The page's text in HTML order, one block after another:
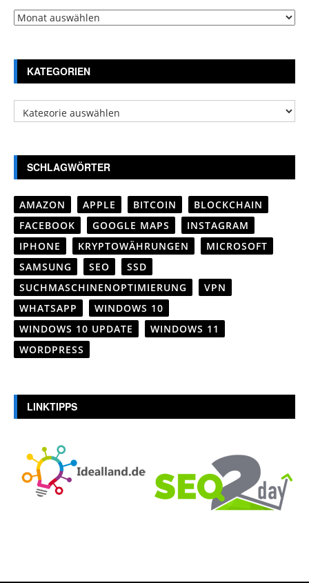
Archiv
KATEGORIEN
Kategorien
SCHLAGWÖRTER
AMAZON APPLE BITCOIN
BLOCKCHAIN
FACEBOOK
GOOGLE MAPS
INSTAGRAM
IPHONE
KRYPTOWÄHRUNGEN
MICROSOFT
SAMSUNG
SEO
SSD
SUCHMASCHINENOPTIMIERUNG
VPN
WHATSAPP
WINDOWS 10
WINDOWS 10 UPDATE
WINDOWS 11
WORDPRESS
LINKTIPPS